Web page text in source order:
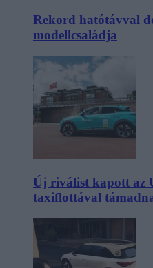
Rekord hatótávval
modellcsaládja
Új riválist kapott az
taxiflottával